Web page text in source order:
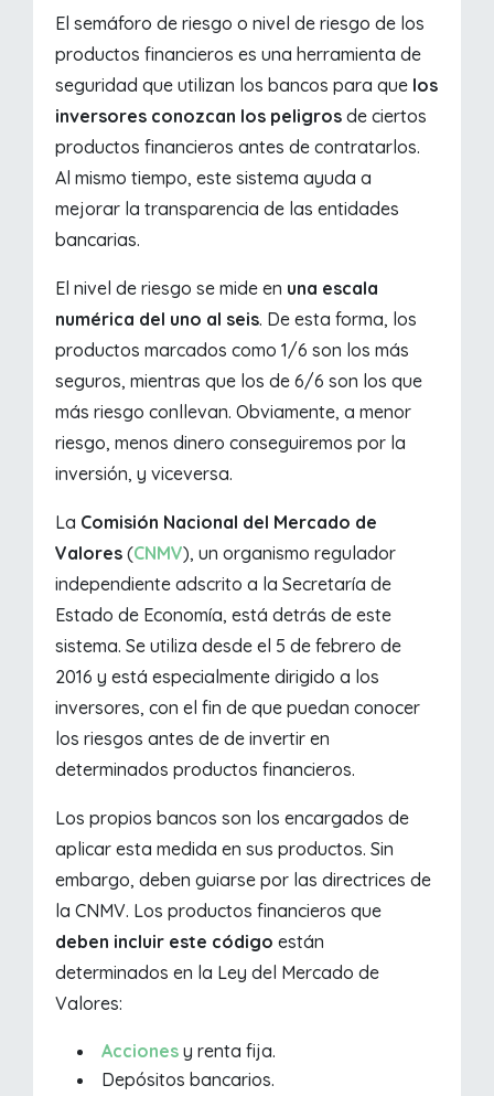
El semáforo de riesgo o nivel de riesgo de los
productos financieros es una herramienta de
seguridad que utilizan los bancos para que los
inversores conozcan los peligros de ciertos
productos financieros antes de contratarlos.
Al mismo tiempo, este sistema ayuda a
mejorar la transparencia de las entidades
bancarias.
El nivel de riesgo se mide en una escala
numérica del uno al seis. De esta forma, los
productos marcados como 1/6 son los más
seguros, mientras que los de 6/6 son los que
más riesgo conllevan. Obviamente, a menor
riesgo, menos dinero conseguiremos por la
inversión, y viceversa.
La Comisión Nacional del Mercado de
Valores(CNMV), un organismo regulador
independiente adscrito a la Secretaría de
Estado de Economía, está detrás de este
sistema. Se utiliza desde el 5 de febrero de
2016 y está especialmente dirigido a los
inversores, con el fin de que puedan conocer
los riesgos antes de de invertir en
determinados productos financieros.
Los propios bancos son los encargados de
aplicar esta medida en sus productos. Sin
embargo, deben guiarse por las directrices de
la CNMV. Los productos financieros que
deben incluir este códigoestán
determinados en la Ley del Mercado de
Valores:
Acciones y renta fija.
Depósitos bancarios.